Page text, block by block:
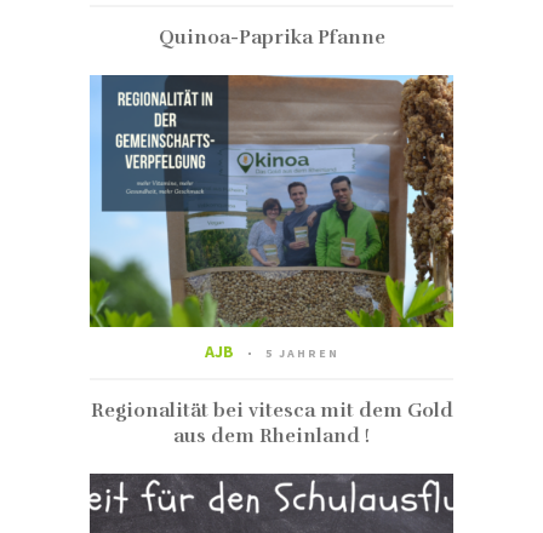
Quinoa-Paprika Pfanne
AJB 5 JAHREN
Regionalität bei vitesca mit dem Gold
aus dem Rheinland !